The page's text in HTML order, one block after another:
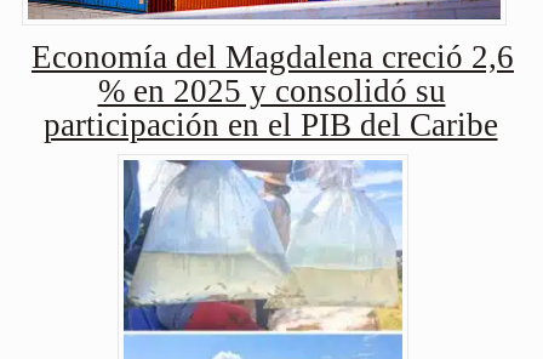
Economía del Magdalena creció 2,6
% en 2025 y consolidó su
participación en el PIB del Caribe